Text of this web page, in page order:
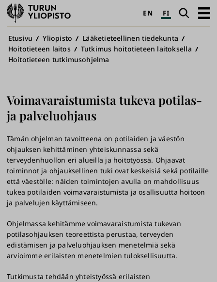
Turun
yliopisto
EN FI Haku
Avaa
Murupolku
Etusivu Yliopisto
Lääketieteellinen tiedekunta
Hoitotieteen laitos
Tutkimus hoitotieteen laitoksella
Hoitotieteen tutkimusohjelma
Voimavaraistumista tukeva potilas-
ja palveluohjaus
Tämän ohjelman tavoitteena on potilaiden ja väestön
ohjauksen kehittäminen yhteiskunnassa sekä
terveydenhuollon eri alueilla ja hoitotyössä. Ohjaavat
toiminnot ja ohjauksellinen tuki ovat keskeisiä sekä potilaille
että väestölle: näiden toimintojen avulla on mahdollisuus
tukea potilaiden voimavaraistumista ja osallisuutta hoitoon
ja palvelujen käyttämiseen.
Ohjelmassa kehitämme voimavaraistumista tukevan
potilasohjauksen teoreettista perustaa, terveyden
edistämisen ja palveluohjauksen menetelmiä sekä
arvioimme erilaisten menetelmien tuloksellisuutta.
Tutkimusta tehdään yhteistyössä erilaisten